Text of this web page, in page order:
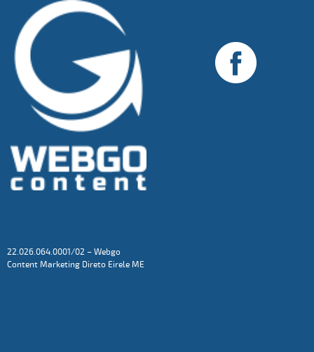
22.026.064.0001/02 – Webgo
Content Marketing Direto Eirele ME